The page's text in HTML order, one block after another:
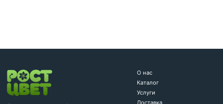
О нас
Каталог
Услуги
Доставка